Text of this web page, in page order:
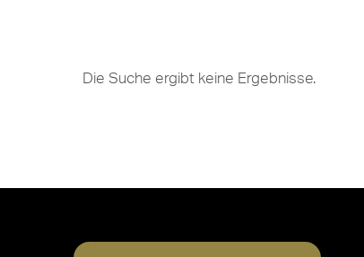
Die Suche ergibt keine Ergebnisse.